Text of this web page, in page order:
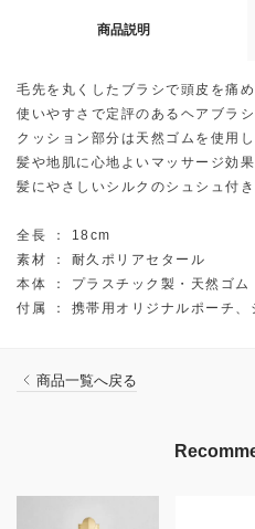
商品説明
毛先を丸くしたブラシで頭皮を痛め
使いやすさで定評のあるヘアブラシ
クッション部分は天然ゴムを使用
髪や地肌に心地よいマッサージ効果
髪にやさしいシルクのシュシュ付き
全長 ： 18cm
素材 ： 耐久ポリアセタール
本体 ： プラスチック製・天然ゴム
付属 ： 携帯用オリジナルポーチ、
商品一覧へ戻る